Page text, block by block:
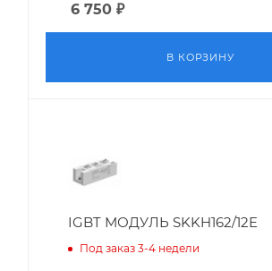
6 750 ₽
В КОРЗИНУ
IGBT МОДУЛЬ SKKH162/12E
Под заказ 3-4 недели